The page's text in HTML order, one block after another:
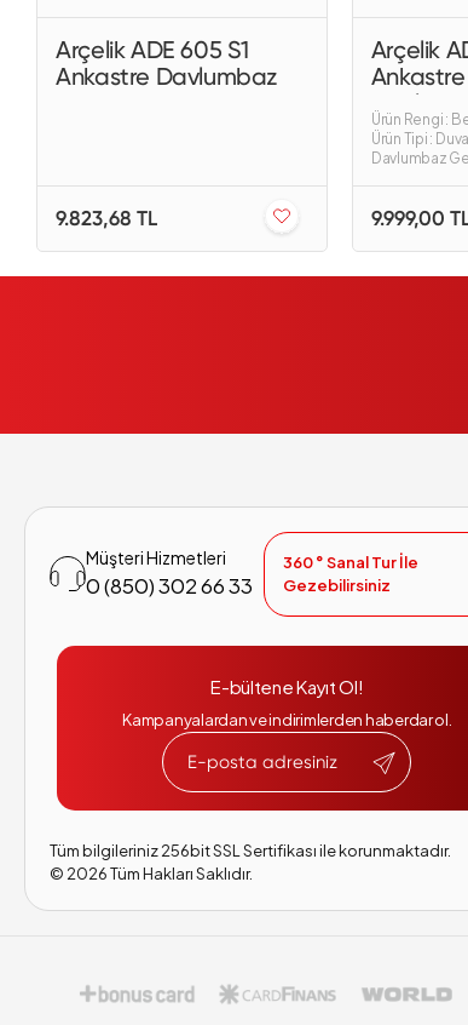
Arçelik ADE 605 S1
Ankastre Davlumbaz
9.823,68 TL
Arçelik
Ürün Rengi :
Ürün Tipi :
Davlumbaz
9.999,00
Müşteri Hizmetleri
0 (850) 302 66 33
360 ° Sanal Tur İle
Gezebilirsiniz
E-bültene Kayıt Ol!
Kampanyalardan ve indirimlerden haberdar ol.
Tüm bilgileriniz 256bit SSL Sertifikası ile korunmaktadır.
© 2026Tüm Hakları Saklıdır.